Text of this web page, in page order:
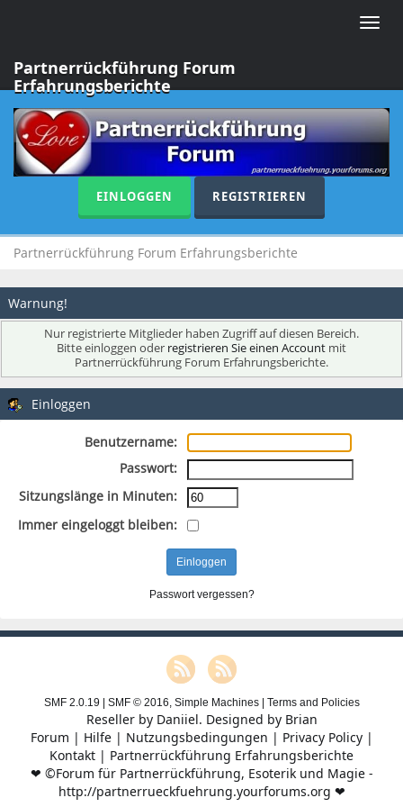
Toggle
Partnerrückführung Forum
Erfahrungsberichte
EINLOGGEN REGISTRIEREN
Partnerrückführung Forum Erfahrungsberichte
Warnung!
Nur registrierte Mitglieder haben Zugriff auf diesen Bereich.
Bitte einloggen oder registrieren Sie einen Account mit
Partnerrückführung Forum Erfahrungsberichte.
Einloggen
Benutzername:
Passwort:
Sitzungslänge in Minuten:
Immer eingeloggt bleiben:
Passwort vergessen?
SMF 2.0.19 | SMF © 2016 Simple Machines| Terms and Policies
Reseller by Daniiel. Designed by Brian
Forum | Hilfe| Nutzungsbedingungen | Privacy Policy|
Kontakt | Partnerrückführung Erfahrungsberichte
❤ ©Forum für Partnerrückführung, Esoterik und Magie -
http://partnerrueckfuehrung.yourforums.org ❤